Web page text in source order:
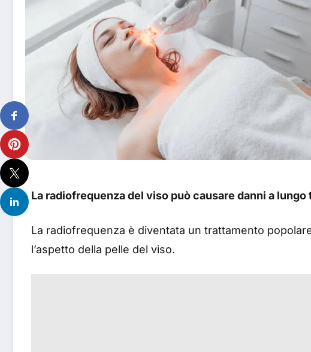
La radiofrequenza del viso può causare danni a lungo
La radiofrequenza è diventata un trattamento
l’aspetto della pelle del viso.